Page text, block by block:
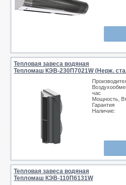
Тепловая завеса водяная
Тепломаш КЭВ-230П7021W (Нерж.
час
Мощность,
Гарантия
Наличие:
Тепловая завеса водяная
Тепломаш КЭВ-110П6131W